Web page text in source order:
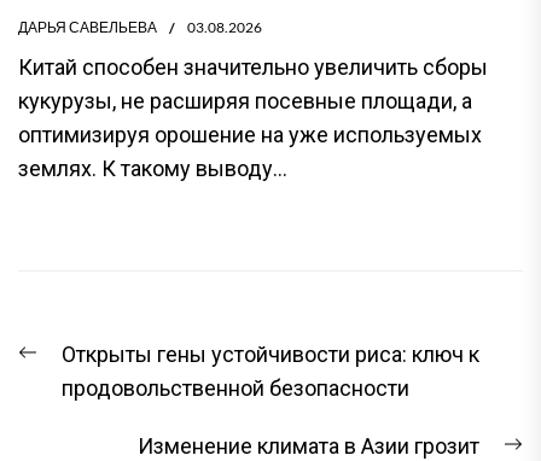
ДАРЬЯ САВЕЛЬЕВА 03.08.2026
Китай способен значительно увеличить сборы
кукурузы, не расширяя посевные площади, а
оптимизируя орошение на уже используемых
землях. К такому выводу...
ПО
ЗАПИСЯМ
Предыдущая
запись:
Открыты гены устойчивости риса: ключ к
продовольственной безопасности
Изменение климата в Азии грозит